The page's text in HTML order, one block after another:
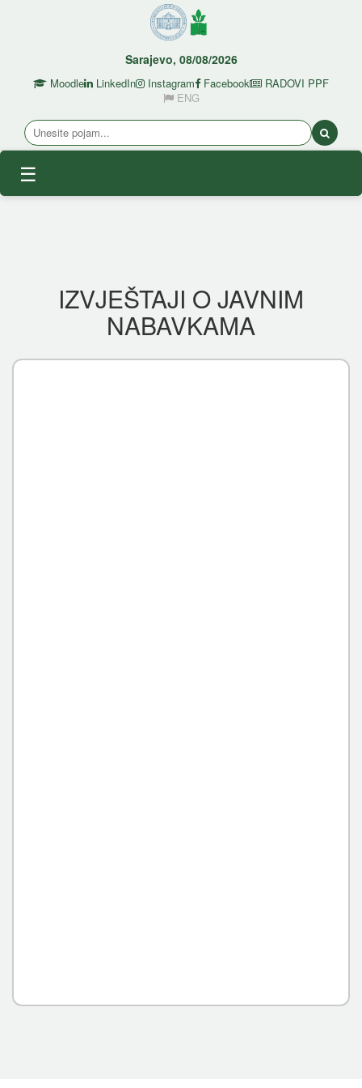
Sarajevo, 08/08/2026
Moodle LinkedIn Instagram Facebook
RADOVI PPF
ENG
☰
IZVJEŠTAJI O JAVNIM
NABAVKAMA